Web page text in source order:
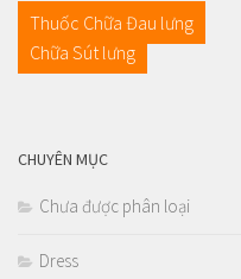
Thuốc Chữa Đau lưng
Chữa Sút lưng
CHUYÊN MỤC
Chưa được phân loại
Dress